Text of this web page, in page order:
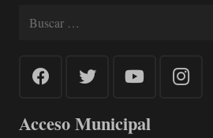
Acceso Municipal